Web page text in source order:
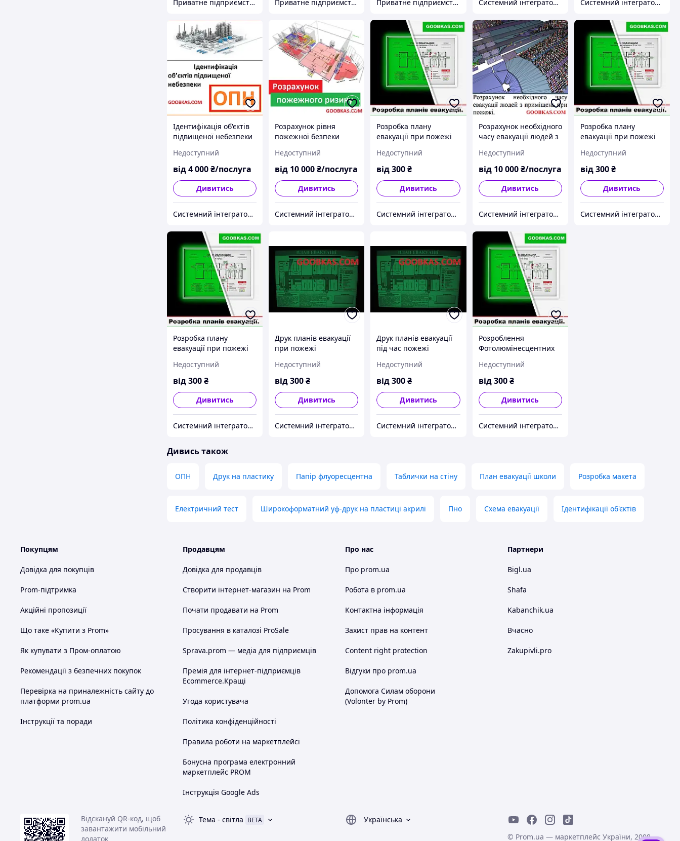
Приватне підприємство "Антал" Приватне підприємство "Антал" Приватне підприємство "Антал" Системний інтегратор інженерних рішень Goobkas Системний інтегратор інженерних рішень Goobkas
Ідентифікація об'єктів
підвищеної небезпеки
Недоступний
від4 000₴/послуга
Дивитись
Системний інтегратор інженерних рішень Goobkas
Розрахунок рівня
пожежної безпеки
індивідуального
пожежного ризику.
Недоступний
від 10 000₴/послуга
Дивитись
Системний інтегратор інженерних рішень Goobkas
Розробка плану
евакуації при пожежі
Недоступний
від300₴
Дивитись
Системний інтегратор інженерних рішень Goobkas
Розрахунок необхідного
часу евакуації людей з
пожежі.
Недоступний
від 10 000 ₴/послуга
Дивитись
Системний інтегратор інженерних рішень Goobkas
Розробка плану
евакуації при пожежі
Недоступний
від300₴
Дивитись
Системний інтегратор інженерних рішень Goobkas
Розробка плану
евакуації при пожежі
Недоступний
від300₴
Дивитись
Системний інтегратор інженерних рішень Goobkas
Друк планів евакуації
при пожежі
Недоступний
від300₴
Дивитись
Системний інтегратор інженерних рішень Goobkas
Друк планів евакуації
під час пожежі
Недоступний
від300₴
Дивитись
Системний інтегратор інженерних рішень Goobkas
Розроблення
Фотолюмінесцентних
час пожежі
Недоступний
від 300 ₴
Дивитись
Системний інтегратор інженерних рішень Goobkas
Дивись також
ОПН Друк на пластику Папір флуоресцентна Таблички на стіну План евакуації школи Розробка макета
Електричний тест Широкоформатний уф-друк на пластиці акрилі Пно Схема евакуації Ідентифікації об'єктів
Покупцям
Довідка для покупців
Prom-підтримка
Акційні пропозиції
Що таке «Купити з Prom»
Як купувати з Пром-оплатою
Рекомендації з безпечних покупок
Перевірка на приналежність сайту до
платформи prom.ua
Інструкції та поради
Продавцям
Довідка для продавців
Створити інтернет-магазин на Prom
Почати продавати на Prom
Просування в каталозі ProSale
Sprava.prom — медіа для підприємців
Премія для інтернет-підприємців
Ecommerce.Кращі
Угода користувача
Політика конфіденційності
Правила роботи на маркетплейсі
Бонусна програма електронний
маркетплейс PROM
Інструкція Google Ads
Про нас
Про prom.ua
Робота в prom.ua
Контактна інформація
Захист прав на контент
Content right protection
Відгуки про prom.ua
Допомога Силам оборони
(Volonter by Prom)
Партнери
Bigl.ua
Shafa
Kabanchik.ua
Вчасно
Zakupivli.pro
Відскануй QR-код, щоб
завантажити мобільний
додаток
Тема - світла BETA
Українська
© Prom.ua — маркетплейс України, 2008-